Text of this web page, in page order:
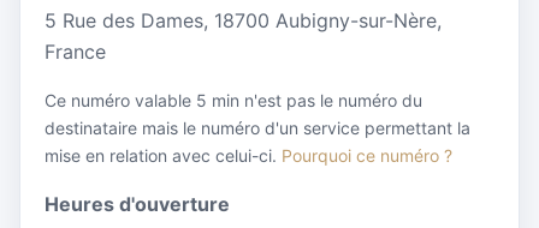
5 Rue des Dames, 18700 Aubigny-sur-Nère,
France
Ce numéro valable 5 min n'est pas le numéro du
destinataire mais le numéro d'un service permettant la
mise en relation avec celui-ci. Pourquoi ce numéro ?
Heures d'ouverture